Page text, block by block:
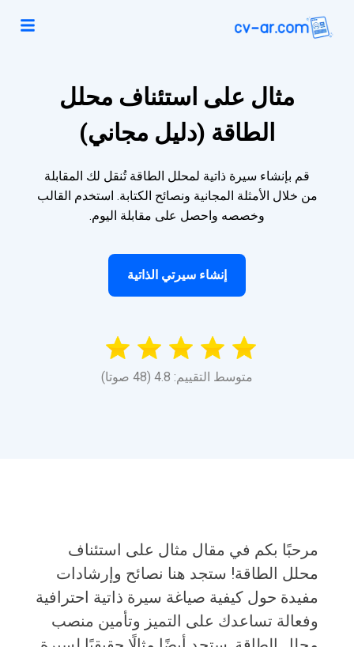
مثال على استئناف محلل
الطاقة (دليل مجاني)
قم بإنشاء سيرة ذاتية لمحلل الطاقة تُنقل لك المقابلة
من خلال الأمثلة المجانية ونصائح الكتابة. استخدم القالب
وخصصه واحصل على مقابلة اليوم.
إنشاء سيرتي الذاتية
متوسط التقييم: 4.8 (48 صوتا)
مرحبًا بكم في مقال مثال على استئناف
محلل الطاقة! ستجد هنا نصائح وإرشادات
مفيدة حول كيفية صياغة سيرة ذاتية احترافية
وفعالة تساعدك على التميز وتأمين منصب